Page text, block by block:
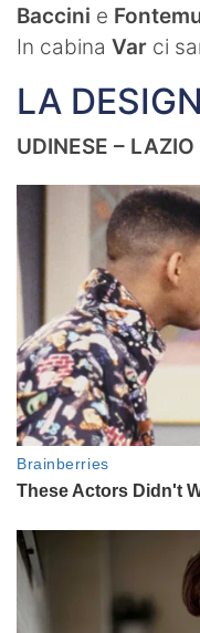
Baccini e
In cabina Var ci
LA
UDINESE –